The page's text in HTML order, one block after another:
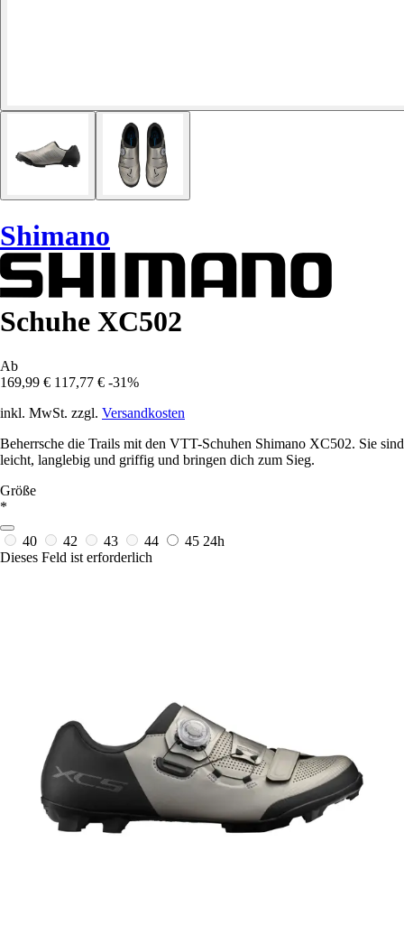
Shimano
Schuhe XC502
Ab
169,99 € 117,77 € -31%
inkl. MwSt. zzgl. Versandkosten
Beherrsche die Trails mit den VTT-Schuhen Shimano XC502. Sie sind
leicht, langlebig und griffig und bringen dich zum Sieg.
Größe
*
40 42 43 44 45 24h
Dieses Feld ist erforderlich